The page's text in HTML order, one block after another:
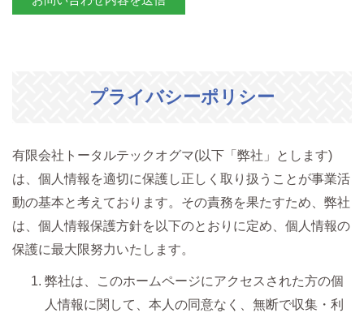
プライバシーポリシー
有限会社トータルテックオグマ(以下「弊社」とします)
は、個人情報を適切に保護し正しく取り扱うことが事業活
動の基本と考えております。その責務を果たすため、弊社
は、個人情報保護方針を以下のとおりに定め、個人情報の
保護に最大限努力いたします。
弊社は、このホームページにアクセスされた方の個
人情報に関して、本人の同意なく、無断で収集・利